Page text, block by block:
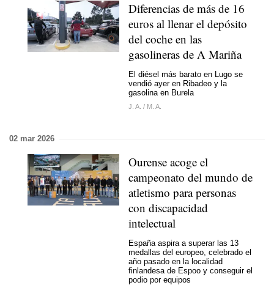
Diferencias de más de 16
euros al llenar el depósito
del coche en las
gasolineras de A Mariña
El diésel más barato en Lugo se
vendió ayer en Ribadeo y la
gasolina en Burela
J. A. / M. A.
02 mar 2026
Ourense acoge el
campeonato del mundo de
atletismo para personas
con discapacidad
intelectual
España aspira a superar las 13
medallas del europeo, celebrado el
año pasado en la localidad
finlandesa de Espoo y conseguir el
podio por equipos